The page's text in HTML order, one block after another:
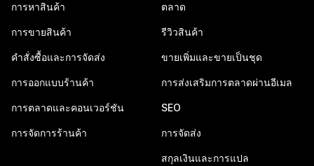
การหาสินค้า
การขายสินค้า
คำสั่งซื้อและการจัดส่ง
การออกแบบร้านค้า
การตลาดและคอนเวอร์ชัน
การจัดการร้านค้า
ตลาด
รีวิวสินค้า
ขายเพิ่มและขายเป็นชุด
การส่งเสริมการตลาดผ่านอีเมล
SEO
การจัดส่ง
สกุลเงินและการแปล